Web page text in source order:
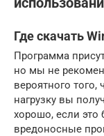
Где скачать
Программа
но мы не
вероятного
нагрузку вы
хорошо, если это
вредоносные